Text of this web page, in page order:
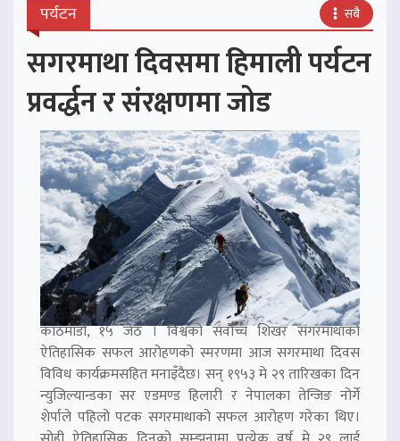
पर्यटन सबै
सगरमाथा दिवसमा हिमाली पर्यटन
प्रवर्द्धन र संरक्षणमा जोड
काठमाडौं, १५ जेठ । विश्वको सर्वोच्च शिखर सगरमाथाको
ऐतिहासिक सफल आरोहणको स्मरणमा आज सगरमाथा दिवस
विविध कार्यक्रमसहित मनाइँदैछ। सन् १९५३ मे २९ तारिखका दिन
न्युजिल्यान्डका सर एडमण्ड हिलारी र नेपालका तेन्जिङ नोर्गे
शेर्पाले पहिलो पटक सगरमाथाको सफल आरोहण गरेका थिए।